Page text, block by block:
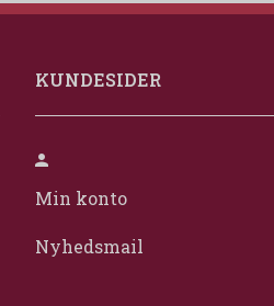
KUNDESIDER
Min konto
Nyhedsmail